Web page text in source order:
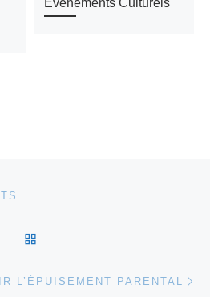
L’ÉPUISEMENT PARENTAL